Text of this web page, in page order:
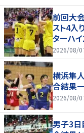
前回大
スト4入
ターハイ
2026/08/
横浜隼
合結果
2026/08/
男子3日